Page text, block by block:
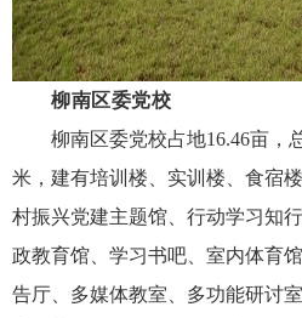
柳南区委党校
柳南区委党校占地16.46亩，
米，建有培训楼、实训楼、食宿
村振兴党建主题馆、行动学习知
政教育馆、学习书吧、室内体育
告厅、多媒体教室、多功能研讨